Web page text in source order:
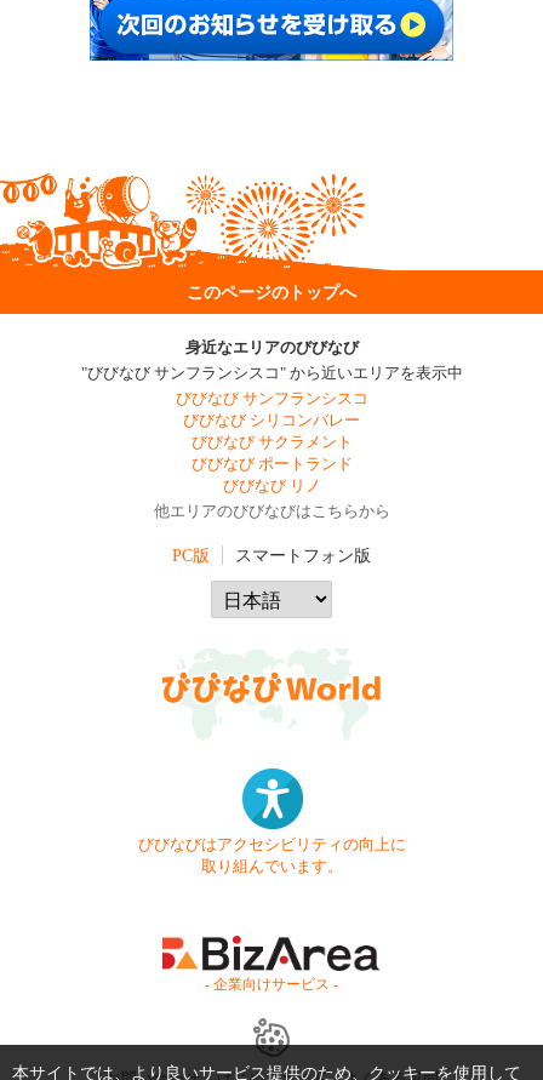
このページのトップへ
身近なエリアのびびなび
"びびなび サンフランシスコ" から近いエリアを表示中
びびなび サンフランシスコ
びびなび シリコンバレー
びびなび サクラメント
びびなび ポートランド
びびなび リノ
他エリアのびびなびはこちらから
PC版 スマートフォン版
びびなびはアクセシビリティの向上に
取り組んでいます。
- 企業向けサービス -
本サイトでは、より良いサービス提供のため、クッキーを使用して